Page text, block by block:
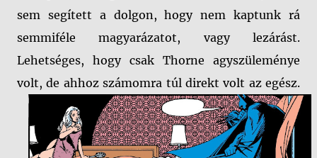
sem segített a dolgon, hogy nem kaptunk rá
semmiféle magyarázatot, vagy lezárást.
Lehetséges, hogy csak Thorne agyszüleménye
volt, de ahhoz számomra túl direkt volt az egész.